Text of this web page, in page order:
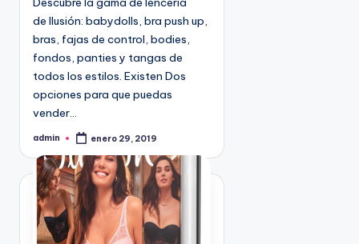
n
de Ilusión: babydolls, bra push up,
bras, fajas de control, bodies,
fondos, panties y tangas de
todos los estilos. Existen Dos
opciones para que puedas
vender…
P
b
c
a
d
p
o
admin enero 29, 2019